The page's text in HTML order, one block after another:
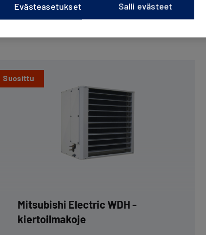
Tutustu tuotteisiin
Suosittu
Mitsubishi Electric WDH -
kiertoilmakoje
Evästeasetukset Salli evästeet